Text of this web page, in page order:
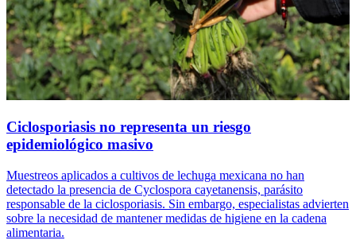
Ciclosporiasis no representa un riesgo
epidemiológico masivo
Muestreos aplicados a cultivos de lechuga mexicana no han
detectado la presencia de Cyclospora cayetanensis, parásito
responsable de la ciclosporiasis. Sin embargo, especialistas advierten
sobre la necesidad de mantener medidas de higiene en la cadena
alimentaria.